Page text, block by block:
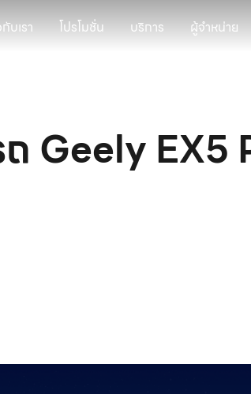
บเรา โปรโมชั่น บริการ ผู้จำหน่าย
Geely EX5